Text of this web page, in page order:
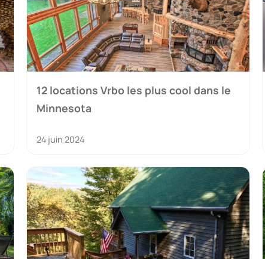
12 locations Vrbo les plus cool dans le
Minnesota
24 juin 2024